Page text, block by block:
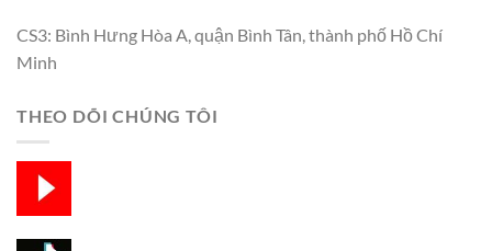
CS3: Bình Hưng Hòa A, quận Bình Tân, thành phố Hồ Chí
Minh
THEO DÕI CHÚNG TÔI